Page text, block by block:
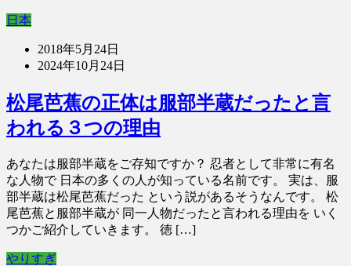
日本
2018年5月24日
2024年10月24日
松尾芭蕉の正体は服部半蔵だったと言
われる３つの理由
あなたは服部半蔵をご存知ですか？ 忍者として非常に有名
な人物で 日本の多くの人が知っている名前です。 実は、服
部半蔵は松尾芭蕉だった という説があるそうなんです。 松
尾芭蕉と服部半蔵が 同一人物だったと言われる理由を いく
つかご紹介していきます。 徳 […]
やりすぎ